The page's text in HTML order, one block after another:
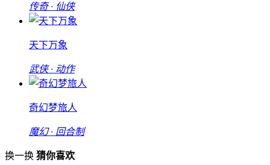
传奇 · 仙侠
天下万象
武侠 · 动作
奇幻梦旅人
魔幻 · 回合制
换一换 猜你喜欢